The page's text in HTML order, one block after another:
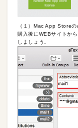
（１）Mac App Store
購入後にWEBサイトか
しましょう。